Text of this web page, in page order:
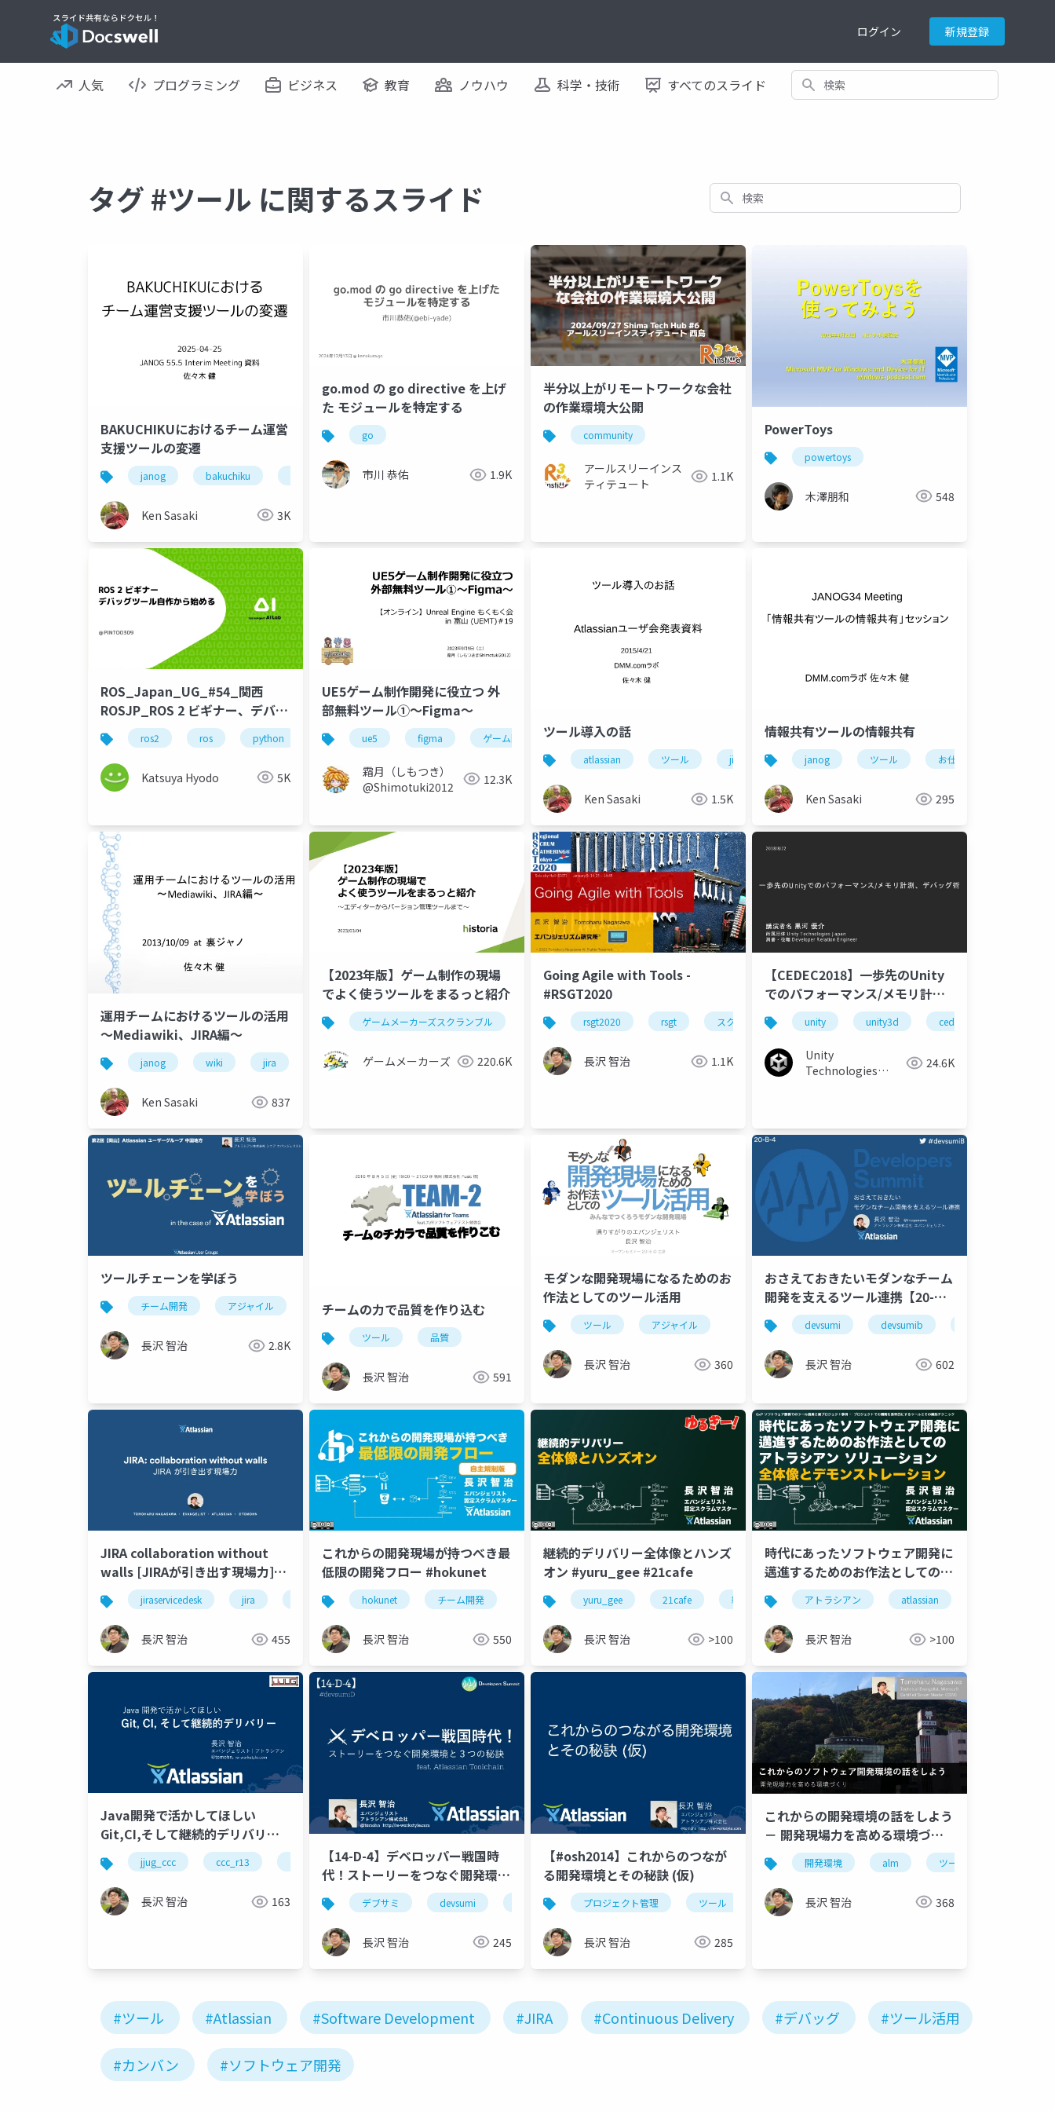
ログイン 新規登録
人気 プログラミング ビジネス 教育 ノウハウ 科学・技術 すべてのスライド 検索
タグ #ツール に関するスライド 検索
BAKUCHIKUにおけるチーム運営
支援ツールの変遷
janog bakuchiku ネットワーク wi-fi ツール イベント
Ken Sasaki 3K
go.mod の go directive を上げ
た モジュールを特定する
go
市川 恭佑 1.9K
半分以上がリモートワークな会社
の作業環境大公開
community
アールスリーインス
ティテュート
1.1K
PowerToys
powertoys
木澤朋和 548
ROS_Japan_UG_#54_関西
ROSJP_ROS 2 ビギナー、デバッ
グツール自作から初める_公開用
ros2 ros python rosjp
Katsuya Hyodo 5K
UE5ゲーム制作開発に役立つ 外
部無料ツール①～Figma～
ue5 figma ゲーム開発
霜月（しもつき）
@Shimotuki2012
12.3K
ツール導入の話
atlassian ツール jira confluence
Ken Sasaki 1.5K
情報共有ツールの情報共有
janog ツール お仕事
Ken Sasaki 295
運用チームにおけるツールの活用
〜Mediawiki、JIRA編〜
janog wiki jira 運用 ツール
Ken Sasaki 837
【2023年版】ゲーム制作の現場
でよく使うツールをまるっと紹介
ゲームメーカーズスクランブル ゲーム制作 ツール紹介
ゲームメーカーズ 220.6K
Going Agile with Tools -
#RSGT2020
rsgt2020 rsgt スクラム アジャイル ツール
長沢 智治 1.1K
【CEDEC2018】一歩先のUnity
でのパフォーマンス/メモリ計
測、デバッグ術
unity unity3d cedec
Unity
Technologies
24.6K
ツールチェーンを学ぼう
チーム開発 アジャイル ツール
長沢 智治 2.8K
チームの力で品質を作り込む
ツール 品質
長沢 智治 591
モダンな開発現場になるためのお
作法としてのツール活用
ツール アジャイル
長沢 智治 360
おさえておきたいモダンなチーム
開発を支えるツール連携【20-B-
4】 #devsumi #devsumiB
devsumi devsumib
長沢 智治 602
JIRA collaboration without
walls [JIRAが引き出す現場力]
#JiraServiceDesk
jiraservicedesk jira チーム開発 アジャイル プロジェクト管理 ツール
長沢 智治 455
これからの開発現場が持つべき最
低限の開発フロー #hokunet
hokunet チーム開発 アジャイル ツール
長沢 智治 550
継続的デリバリー全体像とハンズ
オン #yuru_gee #21cafe
yuru_gee 21cafe 継続的デリバリー アジャイル ツール
長沢 智治 >100
時代にあったソフトウェア開発に
邁進するためのお作法としての
アトラシアン ソリューション 全
体像とデモンストレーション
アトラシアン atlassian
長沢 智治 >100
Java開発で活かしてほしい
Git,CI,そして継続的デリバリー
#jjug_ccc #ccc_r13
jjug_ccc ccc_r13 agile ツール アジャイル ci/cd cicd
長沢 智治 163
【14-D-4】デベロッパー戦国時
代！ストーリーをつなぐ開発環境
と３つの秘訣
デブサミ devsumi ツール alm アジャイル アトラシアン
長沢 智治 245
【#osh2014】これからのつなが
る開発環境とその秘訣 (仮)
プロジェクト管理 ツール アジャイル
長沢 智治 285
これからの開発環境の話をしよう
－ 開発現場力を高める環境づく
り
開発環境 alm ツール
長沢 智治 368
#ツール #Atlassian #Software Development #JIRA #Continuous Delivery #デバッグ #ツール活用
#カンバン #ソフトウェア開発